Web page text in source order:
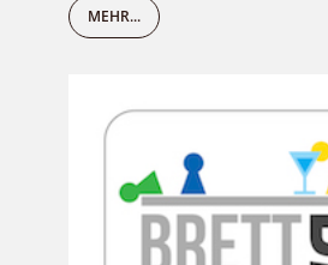
MEHR...